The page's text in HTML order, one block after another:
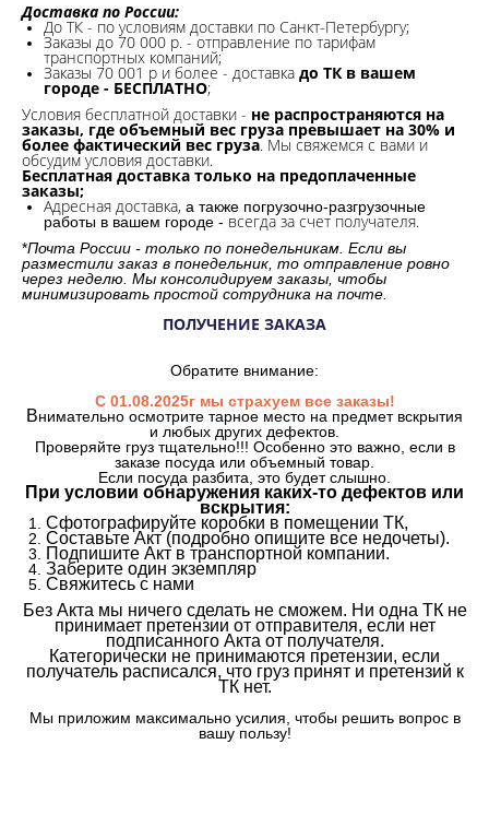
Доставка по России:
До ТК - по условиям доставки по Санкт-Петербургу;
Заказы до 70 000 р. - отправление по тарифам
транспортных компаний;
Заказы 70 001 р и более - доставка до ТК в вашем
городе - БЕСПЛАТНО;
Условия бесплатной доставки - не распространяются на
заказы, где объемный вес груза превышает на 30% и
более фактический вес груза. Мы свяжемся с вами и
обсудим условия доставки.
Бесплатная доставка только на предоплаченные
заказы;
Адресная доставка, а также погрузочно-разгрузочные
работы в вашем городе - всегда за счет получателя.
*Почта России - только по понедельникам. Если вы
разместили заказ в понедельник, то отправление ровно
через неделю. Мы консолидируем заказы, чтобы
минимизировать простой сотрудника на почте.
ПОЛУЧЕНИЕ ЗАКАЗА
Обратите внимание:
С 01.08.2025г мы страхуем все заказы!
Внимательно осмотрите тарное место на предмет вскрытия
и любых других дефектов.
Проверяйте груз тщательно!!! Особенно это важно, если в
заказе посуда или объемный товар.
Если посуда разбита, это будет слышно.
При условии обнаружения каких-то дефектов или
вскрытия:
Сфотографируйте коробки в помещении ТК,
Составьте Акт (подробно опишите все недочеты).
Подпишите Акт в транспортной компании.
Заберите один экземпляр
Свяжитесь с нами
Без Акта мы ничего сделать не сможем. Ни одна ТК не
принимает претензии от отправителя, если нет
подписанного Акта от получателя.
Категорически не принимаются претензии, если
получатель расписался, что груз принят и претензий к
ТК нет.
Мы приложим максимально усилия, чтобы решить вопрос в
вашу пользу!